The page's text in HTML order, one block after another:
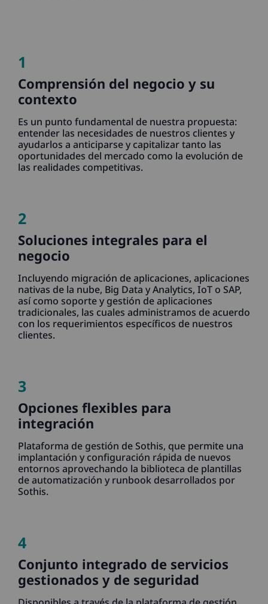
1
Comprensión del negocio y su
contexto
Es un punto fundamental de nuestra propuesta:
entender las necesidades de nuestros clientes y
ayudarlos a anticiparse y capitalizar tanto las
oportunidades del mercado como la evolución de
las realidades competitivas.
2
Soluciones integrales para el
negocio
Incluyendo migración de aplicaciones, aplicaciones
nativas de la nube, Big Data y Analytics, IoT o SAP,
así como soporte y gestión de aplicaciones
tradicionales, las cuales administramos de acuerdo
con los requerimientos específicos de nuestros
clientes.
3
Opciones flexibles para
integración
Plataforma de gestión de Sothis, que permite una
implantación y configuración rápida de nuevos
entornos aprovechando la biblioteca de plantillas
de automatización y runbook desarrollados por
Sothis.
4
Conjunto integrado de servicios
gestionados y de seguridad